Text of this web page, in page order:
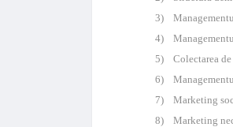
3)
4)
5) Colectarea de
6)
7) Marketing
8) Marketing